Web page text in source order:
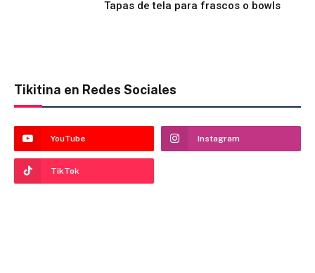
Tapas de tela para frascos o bowls
Tikitina en Redes Sociales
YouTube Instagram
TikTok